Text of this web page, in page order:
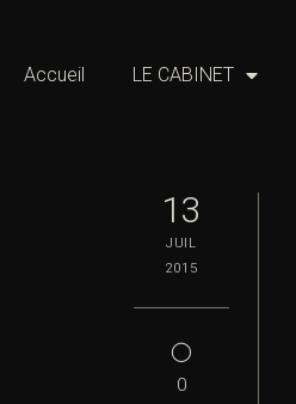
Accueil LE CABINET
13
JUIL
2015
◯
0